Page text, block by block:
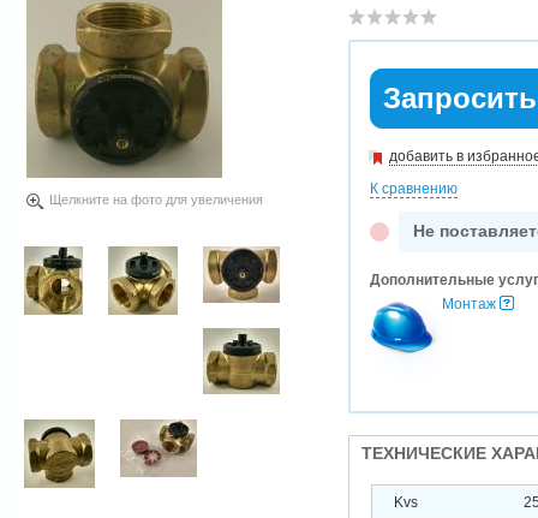
Щелкните на фото для увеличения
добавить в
К сравнению
Не
Дополнительные
Монтаж
ТЕХНИЧЕСКИЕ
Kvs